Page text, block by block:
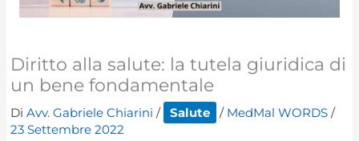
Diritto alla salute: la tutela giuridica di
un bene fondamentale
DiAvv. Gabriele Chiarini/ Salute / MedMal WORDS /
23 Settembre 2022